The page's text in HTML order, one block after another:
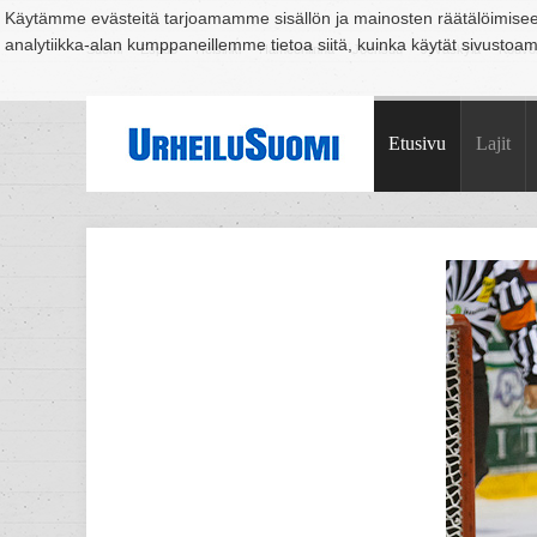
Käytämme evästeitä tarjoamamme sisällön ja mainosten
analytiikka-alan kumppaneillemme tietoa siitä, kuinka käytät
Suomi Espoo Helsinki Hämeenlinna Joensuu Jyväskylä
Etusivu Lajit